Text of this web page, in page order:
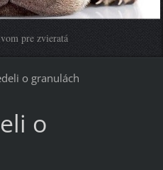
pre zvieratá
o granulách
o